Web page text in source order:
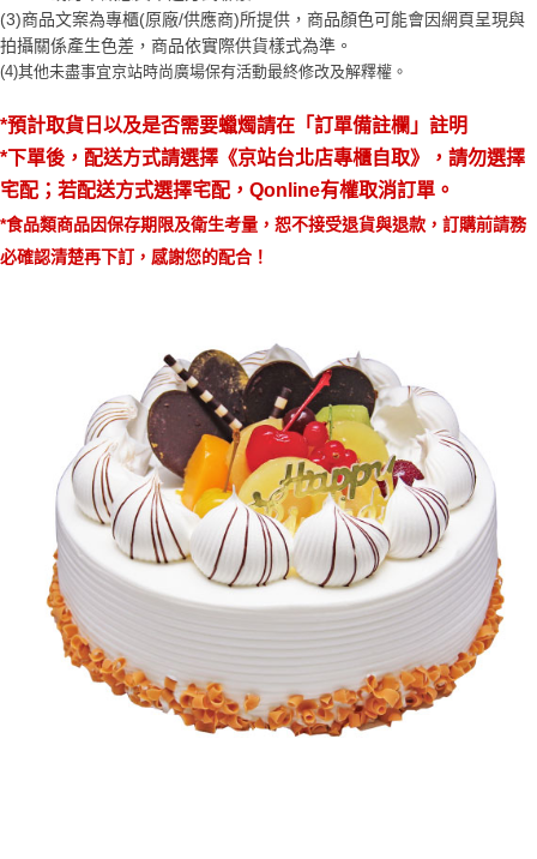
買賣價金債權讓與本公司後，依約使用本公司帳單繳交帳款。
2.基於同意付款使用「大哥付你分期」之契約關係目的，商店將以您的個人
資料（包含姓名、電話或地址）提供予台灣大哥大進項蒐集、處理及利用，
購買商品的店家。未經商家同意取消之訂單仍視為有效，需透過AFTEE先享
後付繳納相關費用。
※ 交易是否成功請以「AFTEE先享後付 」之結帳頁面顯示為準，若有關於
是否繳費成功／繳費後需取消欲退款等相關疑問，請聯繫「AFTEE先享後付
【注意事項】
１．透過由恩沛科技股份有限公司提供之「AFTEE先享後付」服務完成之交
易，需依本服務之必要範圍內提供個人資料，並將交易相關給付款項請求債
權轉讓予恩沛科技股份有限公司。
２．關於個人資料處理事宜，請瀏覽以下網址：
https://aftee.tw/terms/#terms3
３．未成年的使用者請事先徵得法定代理人或監護人之同意方可使用
時審查核予不同之上限額度；若仍有額度不足之情形，本公司將視審查結果
請求用戶進行身份認證。
５．嚴禁一人註冊多個帳號或使用他人資訊註冊。若發現惡意使用之情形，
恩沛科技股份有限公司將有權停止該用戶之使用額度並採取法律行動。
(3)商品文案為專櫃(原廠/供應商)所提供，商品顏色可能會因網頁呈現與
拍攝關係產生色差，商品依實際供貨樣式為準。
(4)其他未盡事宜京站時尚廣場保有活動最終修改及解釋權。
*預計取貨日以及是否需要蠟燭請在「訂單備註欄」註明
*下單後，配送方式請選擇《京站台北店專櫃自取》
，請勿選擇
宅配；若配送方式選擇宅配，Qonline有權取消訂單。
*食品類商品因保存期限及衛生考量，恕不接受退貨與退款，訂購前請務
必確認清楚再下訂，感謝您的配合！